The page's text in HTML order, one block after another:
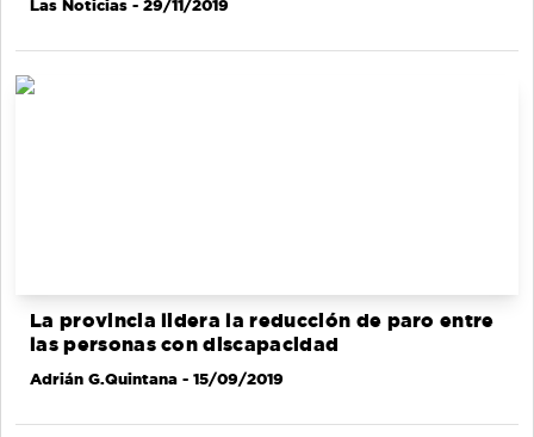
Las Noticias - 29/11/2019
La provincia lidera la reducción de paro entre
las personas con discapacidad
Adrián G.Quintana - 15/09/2019